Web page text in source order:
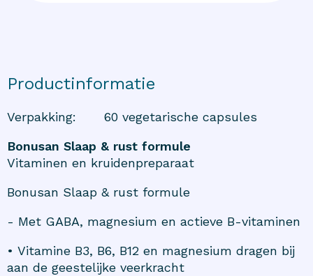
Productinformatie
Verpakking:
60 vegetarische capsules
Bonusan Slaap & rust formule
Vitaminen en kruidenpreparaat
Bonusan Slaap & rust formule
- Met GABA, magnesium en actieve B-vitaminen
• Vitamine B3, B6, B12 en magnesium dragen bij
aan de geestelijke veerkracht